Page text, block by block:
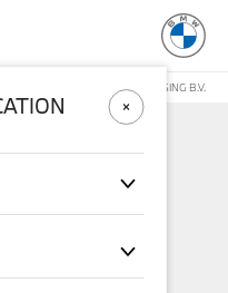
BY STICHD SPORTMERCHANDISING B.V.